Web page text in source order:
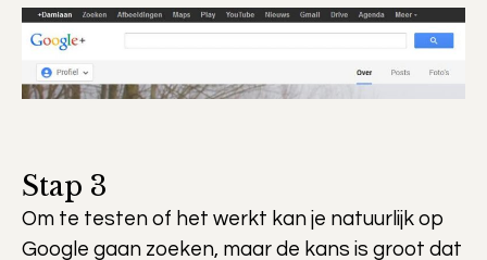
Stap 3
Om te testen of het werkt kan je natuurlijk op
Google gaan zoeken, maar de kans is groot dat